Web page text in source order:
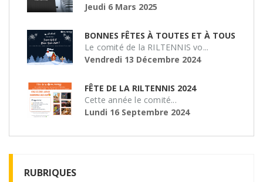
Jeudi 6 Mars 2025
BONNES FÊTES À TOUTES ET À TOUS
Le comité de la RILTENNIS vo...
Vendredi 13 Décembre 2024
FÊTE DE LA RILTENNIS 2024
Cette année le comité...
Lundi 16 Septembre 2024
RUBRIQUES